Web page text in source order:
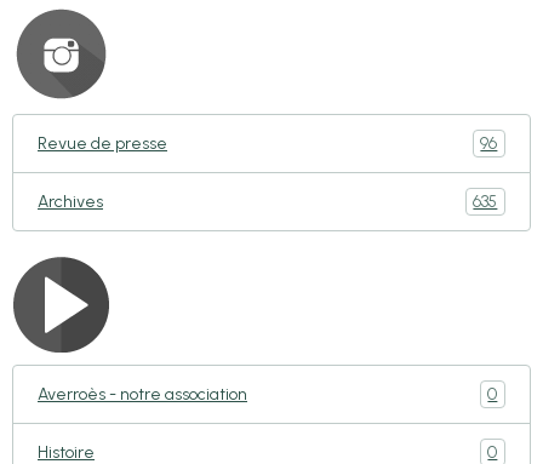
Revue de presse 96
Archives 635
Averroès - notre association 0
Histoire 0